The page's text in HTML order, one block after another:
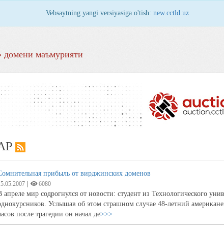
Vebsaytning yangi versiyasiga o'tish: new.cctld.uz
домени маъмурияти
прибыль от вирджинских доменов
6080
апреле мир содрогнулся от новости: студент из Технологического
Услышав об этом страшном случае 48-летний
после трагедии он начал де>>>